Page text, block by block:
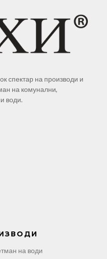
спектар на производи и
на комунални,
води.
на води